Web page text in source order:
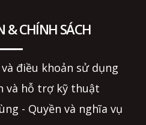
& CHÍNH SÁCH
điều khoản sử dụng
và hỗ trợ kỹ thuật
- Quyền và nghĩa vụ